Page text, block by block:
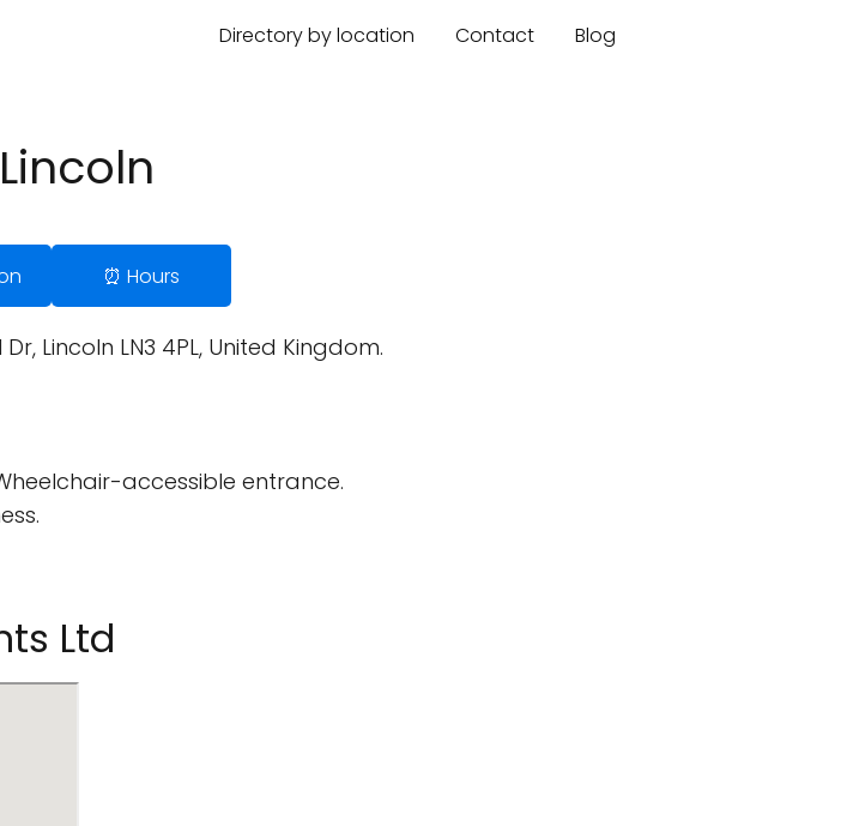
Directory by location Contact Blog
⏰ Hours
Lincoln LN3 4PL, United Kingdom.
accessible entrance.
Ltd